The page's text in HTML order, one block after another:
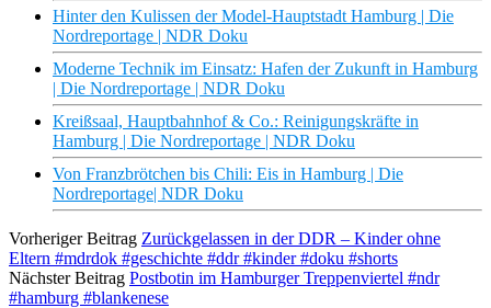
Hinter den Kulissen der Model-Hauptstadt Hamburg | Die
Nordreportage | NDR Doku
Moderne Technik im Einsatz: Hafen der Zukunft in Hamburg
| Die Nordreportage | NDR Doku
Kreißsaal, Hauptbahnhof & Co.: Reinigungskräfte in
Hamburg | Die Nordreportage | NDR Doku
Von Franzbrötchen bis Chili: Eis in Hamburg | Die
Nordreportage| NDR Doku
Vorheriger Beitrag Zurückgelassen in der DDR – Kinder ohne
Eltern #mdrdok #geschichte #ddr #kinder #doku #shorts
Nächster Beitrag Postbotin im Hamburger Treppenviertel #ndr
#hamburg #blankenese